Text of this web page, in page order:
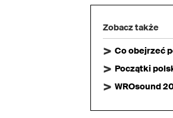
Zobacz także
Co obejrzeć
Początki
WROsound